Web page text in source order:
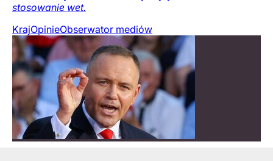
stosowanie wet.
KrajOpinieObserwator mediów